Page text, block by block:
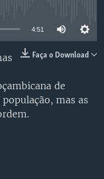
4:51
Faça o Download
de
mas as